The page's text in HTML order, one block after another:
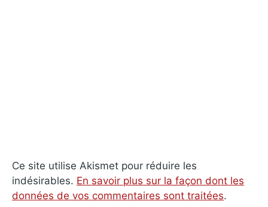
Ce site utilise Akismet pour réduire les
indésirables. En savoir plus sur la façon dont les
données de vos commentaires sont traitées.